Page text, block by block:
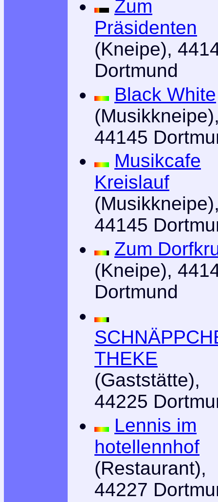
Zum
Präsidenten
(Kneipe),
Dortmund
Black White
44145
Musikcafe
Kreislauf
44145
Zum
(Kneipe),
Dortmund
THEKE
(Gaststätte),
44225
Lennis im
hotellennhof
(Restaurant),
44227